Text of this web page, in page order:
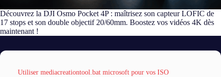
Découvrez la DJI Osmo Pocket 4P : maîtrisez son capteur LOFIC de
17 stops et son double objectif 20/60mm. Boostez vos vidéos 4K dès
maintenant !
Utiliser mediacreationtool.bat microsoft pour vos ISO